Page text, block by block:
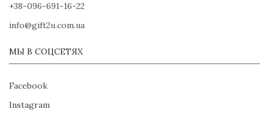
+38-096-691-16-22
info@gift2u.com.ua
МЫ В СОЦСЕТЯХ
Facebook
Instagram